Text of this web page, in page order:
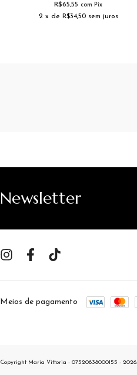
R$65,55com Pix
2 x de R$34,50 sem juros
Newsletter
Meios de pagamento
Copyright Maria Vittoria - 07520838000155 -